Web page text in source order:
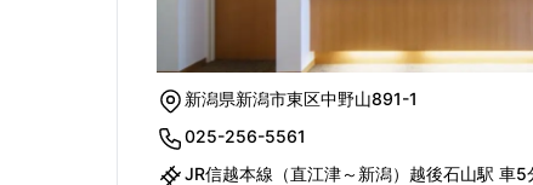
新潟県新潟市東区中野山891-1
025-256-5561
JR信越本線（直江津～新潟）越後石山駅 車5